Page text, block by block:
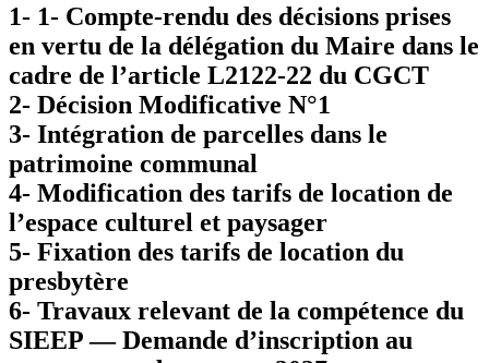
1- 1- Compte-rendu des décisions prises
en vertu de la délégation du Maire dans le
cadre de l’article L2122-22 du CGCT
2- Décision Modificative N°1
3- Intégration de parcelles dans le
patrimoine communal
4- Modification des tarifs de location de
l’espace culturel et paysager
5- Fixation des tarifs de location du
presbytère
6- Travaux relevant de la compétence du
SIEEP — Demande d’inscription au